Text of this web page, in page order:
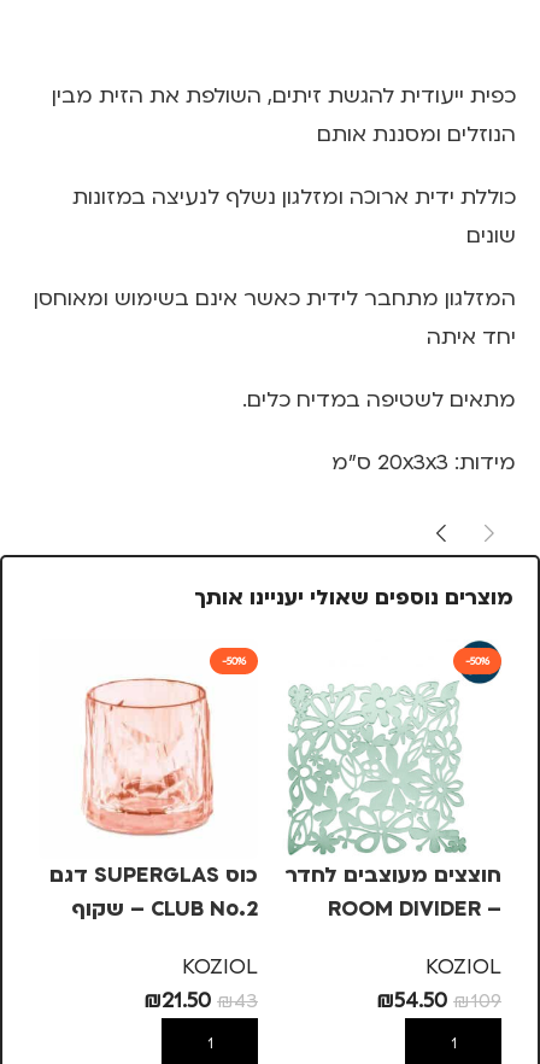
כפית ייעודית להגשת זיתים, השולפת את הזית מבין
הנוזלים ומסננת אותם
כוללת ידית ארוכה ומזלגון נשלף לנעיצה במזונות
שונים
המזלגון מתחבר לידית כאשר אינם בשימוש ומאוחסן
יחד איתה
מתאים לשטיפה במדיח כלים.
מידות: 20x3x3 ס"מ
מוצרים נוספים שאולי יעניינו אותך
-50%
חוצצים מעוצבים לחדר
– ROOM DIVIDER
KOZIOL
₪109
₪54.50
הוספה לסל
-50%
כוס SUPERGLAS דגם
CLUB No.2 – שקוף
KOZIOL
₪43
₪21.50
הוספה לסל